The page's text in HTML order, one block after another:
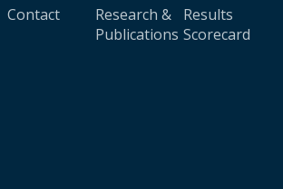
Contact
Research &
Publications
Results
Scorecard